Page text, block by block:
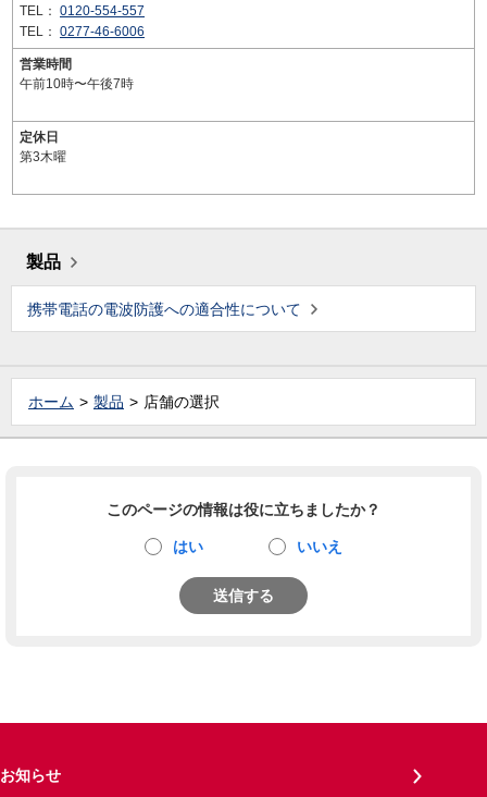
TEL： 0120-554-557
TEL： 0277-46-6006
営業時間
午前10時〜午後7時
定休日
第3木曜
製品
携帯電話の電波防護への適合性について
ホーム 製品 店舗の選択
このページの情報は役に立ちましたか？
はい いいえ
送信する
お知らせ